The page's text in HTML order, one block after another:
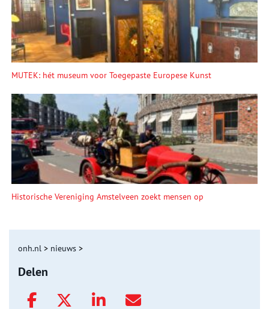
MUTEK: hét museum voor Toegepaste Europese Kunst
Historische Vereniging Amstelveen zoekt mensen op
onh.nl > nieuws >
Delen